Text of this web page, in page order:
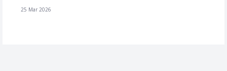
25 Mar 2026